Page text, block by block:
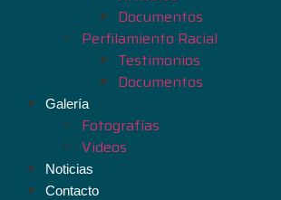
Documentos
Perfilamiento Racial
Testimonios
Documentos
Galería
Fotografías
Videos
Noticias
Contacto